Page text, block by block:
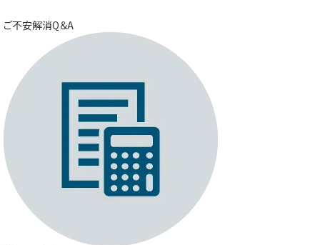
ご不安解消Q＆A